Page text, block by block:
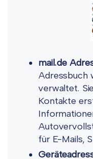
mail.de
Adressbuch
verwaltet.
Kontakte
für E-Mails,